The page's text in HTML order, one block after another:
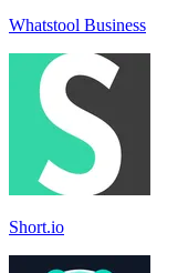
Whatstool Business
Short.io